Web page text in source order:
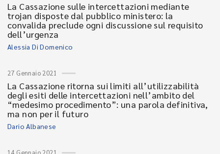
La Cassazione sulle intercettazioni mediante
trojan disposte dal pubblico ministero: la
convalida preclude ogni discussione sul requisito
dell’urgenza
Alessia Di Domenico
27 Gennaio 2021
La Cassazione ritorna sui limiti all’utilizzabilità
degli esiti delle intercettazioni nell’ambito del
“medesimo procedimento”: una parola definitiva,
ma non per il futuro
Dario Albanese
14 Gennaio 2021